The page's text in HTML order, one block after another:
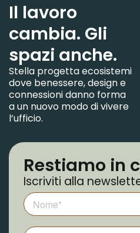
Il lavoro
cambia. Gli
spazi anche.
Stella progetta ecosistemi
dove benessere, design e
connessioni danno forma
a un nuovo modo di vivere
l’ufficio.
Restiamo in
Iscriviti alla